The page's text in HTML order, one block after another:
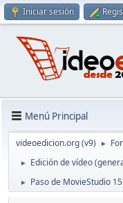
Iniciar sesión
Menú Principal
videoedicion.org (v9) ►
► Edición de vídeo
► Paso de MovieStudio